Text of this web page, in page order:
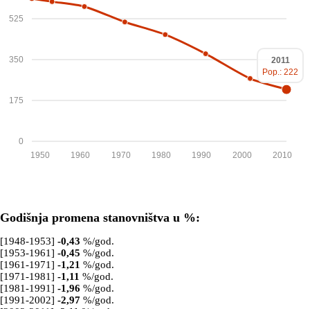
0
175
350
525
2010
2000
1990
1980
1970
1960
1950
2011
Pop.: 222
Godišnja promena stanovništva u %:
[1948-1953] -0,43 %/god.
[1953-1961] -0,45 %/god.
[1961-1971] -1,21 %/god.
[1971-1981] -1,11 %/god.
[1981-1991] -1,96 %/god.
[1991-2002] -2,97 %/god.